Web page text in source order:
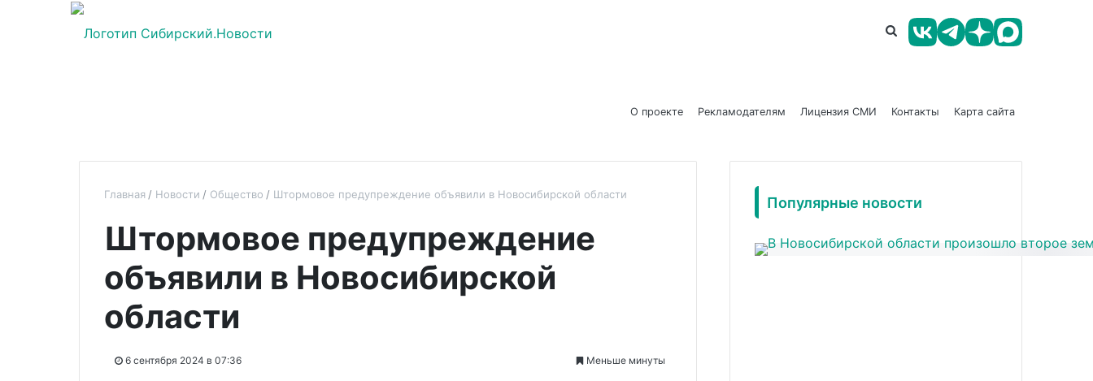
О проекте Рекламодателям Лицензия СМИ Контакты Карта сайта
Главная Новости Общество Штормовое предупреждение объявили в Новосибирской области
Штормовое предупреждение
объявили в Новосибирской
области
6 сентября 2024 в 07:36 Меньше минуты
Популярные новости